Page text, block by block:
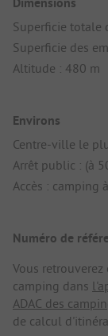
Superficie totale
Superficie des
Altitude : 480 m
Environs
Centre-ville le
Arrêt public : (à
Accès : camping
Numéro de
Vous
camping dans
ADAC des
de calcul